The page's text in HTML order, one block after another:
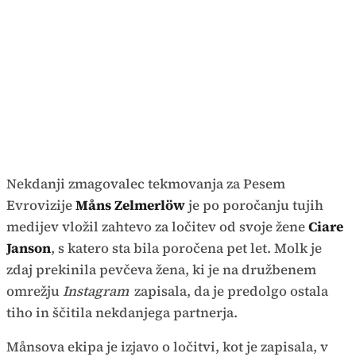
Nekdanji zmagovalec tekmovanja za Pesem
EvrovizijeMåns Zelmerlöwje po poročanju tujih
medijev vložil zahtevo za ločitev od svoje ženeCiare
Janson, s katero sta bila poročena pet let. Molk je
zdaj prekinila pevčeva žena, ki je na družbenem
omrežjuInstagram zapisala, da je predolgo ostala
tiho in ščitila nekdanjega partnerja.
Månsova ekipa je izjavo o ločitvi, kot je zapisala, v